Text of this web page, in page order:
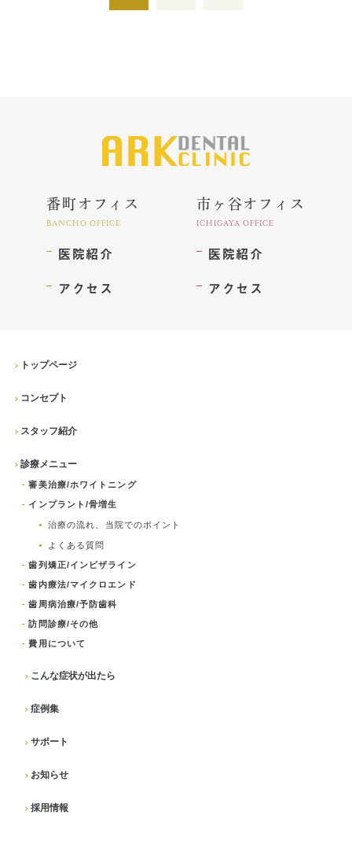
番町オフィス
BANCHO OFFICE
医院紹介
アクセス
市ヶ谷オフィス
ICHIGAYA OFFICE
医院紹介
アクセス
トップページ
コンセプト
スタッフ紹介
診療メニュー
審美治療/ホワイトニング
インプラント/骨増生
治療の流れ、当院でのポイント
よくある質問
歯列矯正/インビザライン
歯内療法/マイクロエンド
歯周病治療/予防歯科
訪問診療/その他
費用について
こんな症状が出たら
症例集
サポート
お知らせ
採用情報